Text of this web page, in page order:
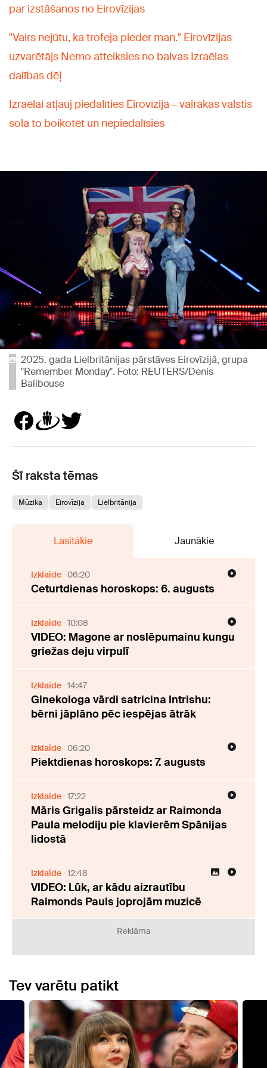
par izstāšanos no Eirovīzijas
"Vairs nejūtu, ka trofeja pieder man." Eirovīzijas
uzvarētājs Nemo atteiksies no balvas Izraēlas
dalības dēļ
Izraēlai atļauj piedalīties Eirovīzijā – vairākas valstis
sola to boikotēt un nepiedalīsies
2025. gada Lielbritānijas pārstāves Eirovīzijā, grupa
"Remember Monday". Foto: REUTERS/Denis
Balibouse
Šī raksta tēmas
Mūzika Eirovīzija Lielbritānija
Lasītākie Jaunākie
Izklaide 06:20
Ceturtdienas horoskops: 6. augusts
Izklaide 10:08
VIDEO: Magone ar noslēpumainu kungu
griežas deju virpulī
Izklaide 14:47
Ginekologa vārdi satricina Intrishu:
bērni jāplāno pēc iespējas ātrāk
Izklaide 06:20
Piektdienas horoskops: 7. augusts
Izklaide 17:22
Māris Grigalis pārsteidz ar Raimonda
Paula melodiju pie klavierēm Spānijas
lidostā
Izklaide 12:48
VIDEO: Lūk, ar kādu aizrautību
Raimonds Pauls joprojām muzicē
Reklāma
Tev varētu patikt